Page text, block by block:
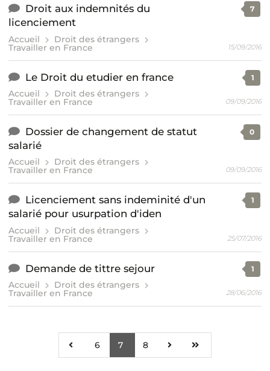
Droit aux indemnités du
licenciement
Accueil Droit des étrangers
Travailler en France
7
15/09/2016
Le Droit du etudier en france
Accueil Droit des étrangers
Travailler en France
1
09/09/2016
Dossier de changement de statut
salarié
Accueil Droit des étrangers
Travailler en France
0
09/09/2016
Licenciement sans indeminité d'un
salarié pour usurpation d'iden
Accueil Droit des étrangers
Travailler en France
1
25/07/2016
Demande de tittre sejour
Accueil Droit des étrangers
Travailler en France
1
28/06/2016
6 7 8